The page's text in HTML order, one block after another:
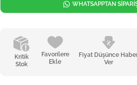
Kritik
Stok
Favorilere
Ekle
Fiyat Düşünce
Ver
WHATSAPPTAN